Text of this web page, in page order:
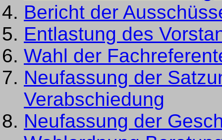
Bericht der
Entlastung des
Wahl der
Neufassung der
Verabschiedung
Neufassung der